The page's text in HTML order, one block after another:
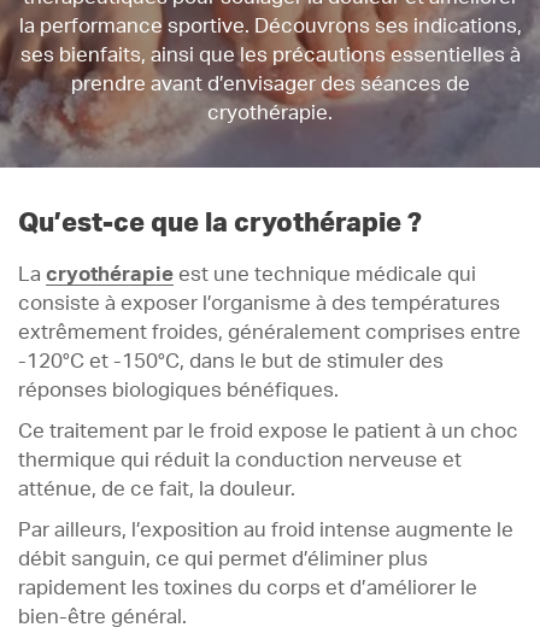
la performance sportive. Découvrons ses indications,
ses bienfaits, ainsi que les précautions essentielles à
prendre avant d’envisager des séances de
cryothérapie.
Qu’est-ce que la cryothérapie ?
La cryothérapie est une technique médicale qui
consiste à exposer l’organisme à des températures
extrêmement froides, généralement comprises entre
-120°C et -150°C, dans le but de stimuler des
réponses biologiques bénéfiques.
Ce traitement par le froid expose le patient à un choc
thermique qui réduit la conduction nerveuse et
atténue, de ce fait, la douleur.
Par ailleurs, l’exposition au froid intense augmente le
débit sanguin, ce qui permet d’éliminer plus
rapidement les toxines du corps et d’améliorer le
bien-être général.